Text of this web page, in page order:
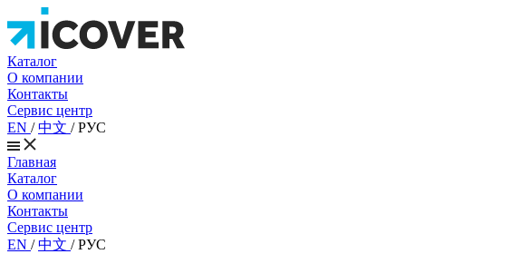
Каталог
О компании
Контакты
Сервис центр
EN /中文 /РУС
Главная
Каталог
О компании
Контакты
Сервис центр
EN /中文 /РУС